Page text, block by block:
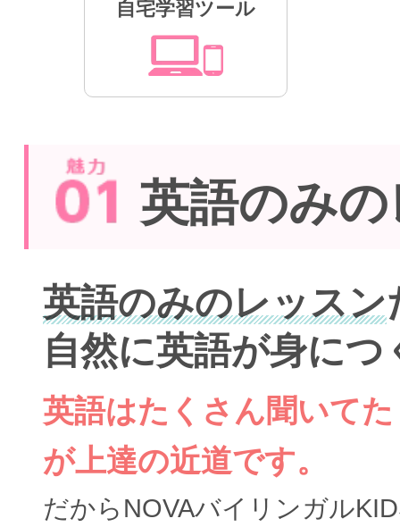
自宅学習ツール
英語のみ
英語のみのレッスン
自然に英語が身につ
英語はたくさん聞いて
が上達の近道です。
だからNOVAバイリンガル